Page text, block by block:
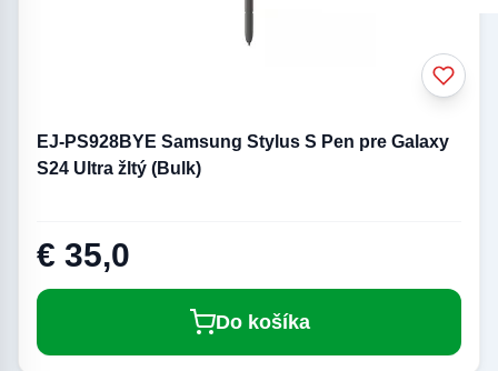
EJ-PS928BYE Samsung Stylus S Pen pre Galaxy
S24 Ultra žltý (Bulk)
€ 35,0
Do košíka